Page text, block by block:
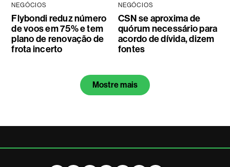
NEGÓCIOS
Flybondi reduz número
de voos em 75% e tem
plano de renovação de
frota incerto
NEGÓCIOS
CSN se aproxima de
quórum necessário para
acordo de dívida, dizem
fontes
Mostre mais